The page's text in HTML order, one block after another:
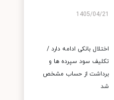
1405/04/21
اختلال بانکی ادامه دارد /
تکلیف سود سپرده ها و
برداشت از حساب مشخص
شد